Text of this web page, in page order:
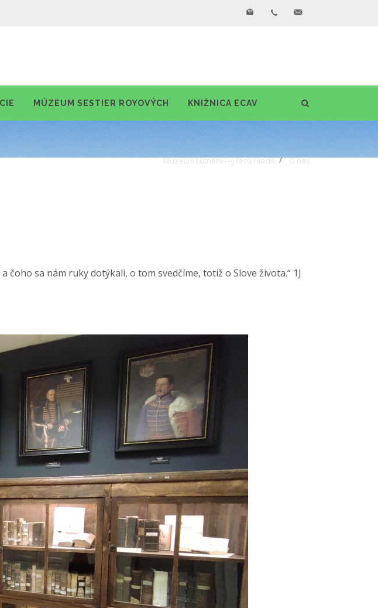
MÚZEUM SESTIER ROYOVÝCH KNIŽNICA ECAV
Múzeum Lutherovej reformácie O nás
sa nám ruky dotýkali, o tom svedčíme, totiž o Slove života.“ 1J